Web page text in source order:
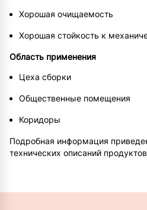
Хорошая очищаемость
Хорошая стойкость к
Область применения
Цеха сборки
Общественные помещения
Коридоры
Подробная информация
технических описаний